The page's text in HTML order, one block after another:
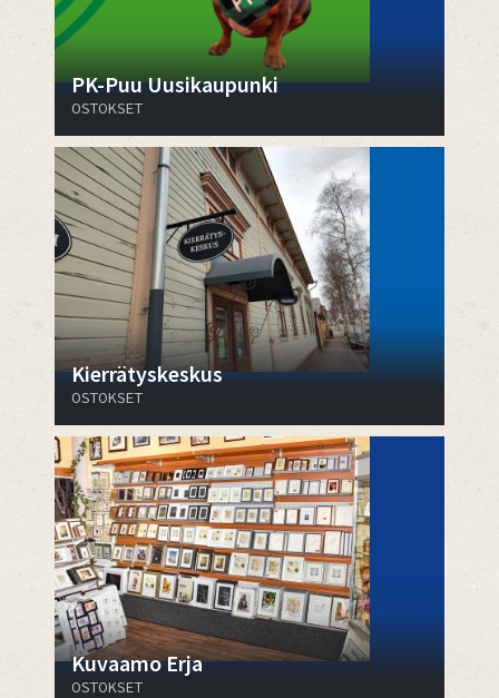
PK-Puu Uusikaupunki
OSTOKSET
Kierrätyskeskus
OSTOKSET
Kuvaamo Erja
OSTOKSET